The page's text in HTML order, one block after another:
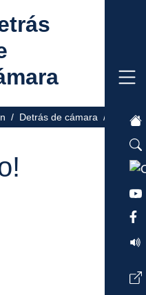
/ Detrás de cámara /